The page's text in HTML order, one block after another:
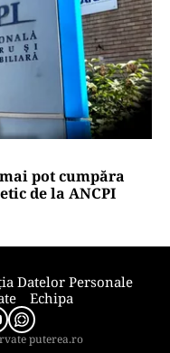
pot cumpăra
de la ANCPI
Datelor Personale
Echipa
puterea.ro